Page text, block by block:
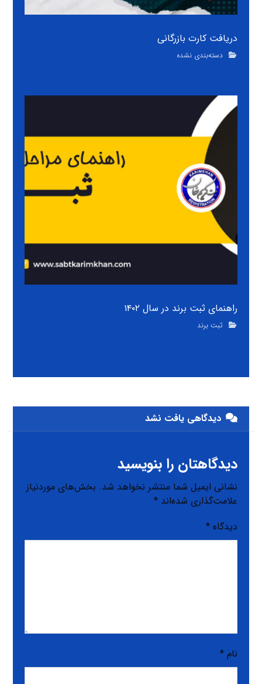
دریافت کارت بازرگانی
دسته‌بندی نشده
راهنمای ثبت برند در سال ۱۴۰۲
ثبت برند
دیدگاهی یافت نشد
دیدگاهتان را بنویسید
نشانی ایمیل شما منتشر نخواهد شد. بخش‌های موردنیاز
علامت‌گذاری شده‌اند*
دیدگاه*
نام*